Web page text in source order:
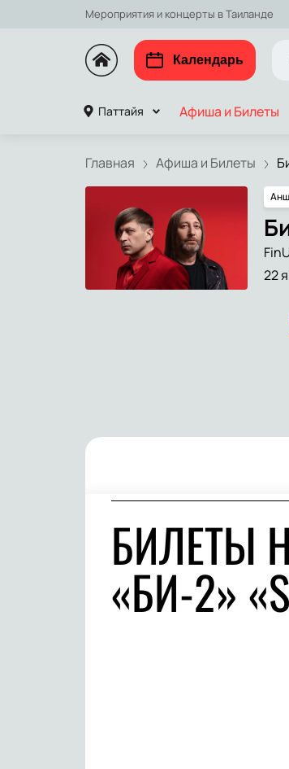
Мероприятия и концерты в Таиланде
Календарь
Паттайя Афиша и Билеты
Главная Афиша и Билеты
22
БИЛЕТЫ
«БИ-2»